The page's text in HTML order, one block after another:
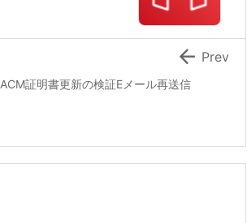
ACM証明書更新の検証Eメール再送信
 Prev